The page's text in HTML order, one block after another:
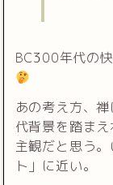
BC300年代の
あの考え方、
代背景を踏ま
主観だと思う
ト」に近い。